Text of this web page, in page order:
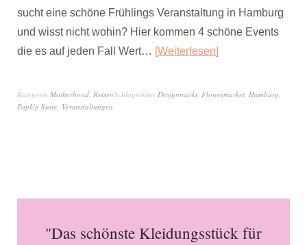
sucht eine schöne Frühlings Veranstaltung in Hamburg
und wisst nicht wohin? Hier kommen 4 schöne Events
die es auf jeden Fall Wert… Weiterlesen
Kategorie Motherhood, ReisenSchlagwörterDesignmarkt, Flowermarket, Hamburg,
PopUp Store, Veranstaltungen
"Das schönste Kleidungsstück für